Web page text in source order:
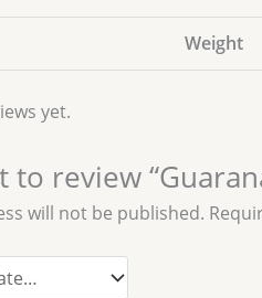
Weight
yet.
to review
will not be published.